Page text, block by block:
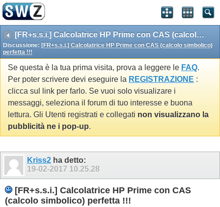
[FR+s.s.i.] Calcolatrice HP Prime con CAS (calcolo simbolico) perfetta !!!
Discussione: [FR+s.s.i.] Calcolatrice HP Prime con CAS (calcolo simbolico)
perfetta !!!
Se questa è la tua prima visita, prova a leggere le FAQ.
Per poter scrivere devi eseguire la REGISTRAZIONE :
clicca sul link per farlo. Se vuoi solo visualizare i
messaggi, seleziona il forum di tuo interesse e buona
lettura. Gli Utenti registrati e collegati non visualizzano la
pubblicità ne i pop-up.
Kriss2 ha detto:
19-02-2017 10.25.28
[FR+s.s.i.] Calcolatrice HP Prime con CAS
(calcolo simbolico) perfetta !!!